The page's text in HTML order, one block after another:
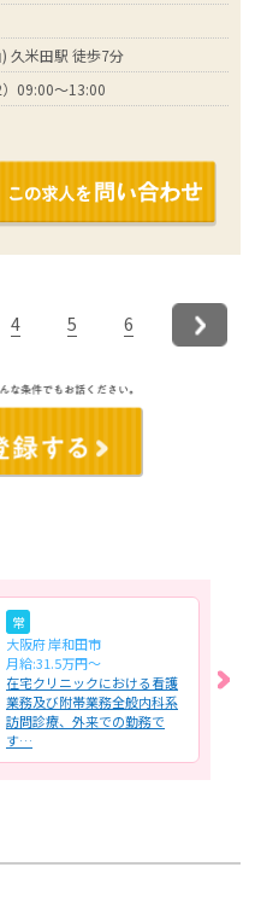
久米田駅 徒歩7分
）09:00～13:00
4 5 6
常
大阪府 岸和田市
月給:31.5万円～
在宅クリニックにおける看護
業務及び附帯業務全般内科系
訪問診療、外来での勤務で
す…
急性